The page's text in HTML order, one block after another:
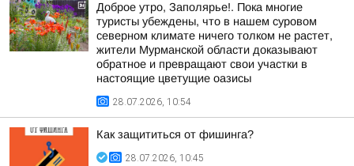
Доброе утро, Заполярье!. Пока многие
туристы убеждены, что в нашем суровом
северном климате ничего толком не растет,
жители Мурманской области доказывают
обратное и превращают свои участки в
настоящие цветущие оазисы
28.07.2026, 10:54
Как защититься от фишинга?
28.07.2026, 10:45